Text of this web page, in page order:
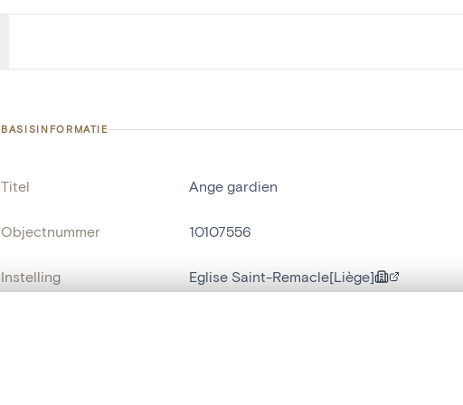
BASISINFORMATIE
Titel Ange gardien
Objectnummer 10107556
Instelling Eglise Saint-Remacle[Liège]